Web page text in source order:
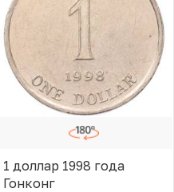
1 доллар 1998 года
Гонконг